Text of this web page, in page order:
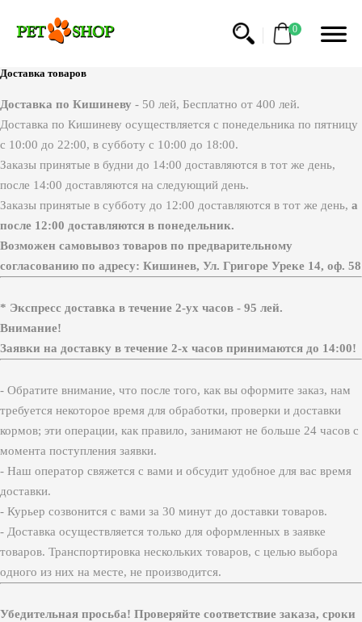
0
Доставка товаров
Доставка по Кишиневу - 50 лей, Бесплатно от 400 лей.
Доставка по Кишиневу осуществляется с понедельника по пятницу
с 10:00 до 22:00, в субботу с 10:00 до 18:00.
Заказы принятые в будни до 14:00 доставляются в тот же день,
после 14:00 доставляются на следующий день.
Заказы принятые в субботу до 12:00 доставляются в тот же день, а
после 12:00 доставляются в понедельник.
Возможен самовывоз товаров по предварительному
согласованию по адресу: Кишинев, Ул. Григоре Уреке 14, оф. 58
* Экспресс доставка в течение 2-ух часов - 95 лей.
Внимание!
Заявки на доставку в течение 2-х часов принимаются до 14:00!
- Обратите внимание, что после того, как вы оформите заказ, нам
требуется некоторое время для обработки, проверки и доставки
кормов; эти операции, как правило, занимают не больше 24 часов с
момента поступления заявки.
- Наш оператор свяжется с вами и обсудит удобное для вас время
доставки.
- Курьер созвонится с вами за 30 минут до доставки товаров.
- Доставка осуществляется только для оформленных в заявке
товаров. Транспортировка нескольких товаров, с целью выбора
одного из них на месте, не производится.
Убедительная просьба! Проверяйте соответствие заказа, сроки